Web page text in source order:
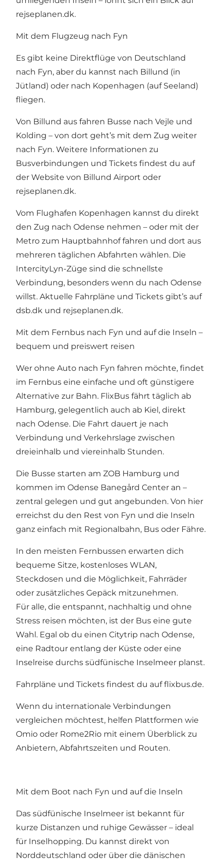
rejseplanen.dk.
Mit dem Flugzeug nach Fyn
Es gibt keine Direktflüge von Deutschland
nach Fyn, aber du kannst nach Billund (in
Jütland) oder nach Kopenhagen (auf Seeland)
fliegen.
Von Billund aus fahren Busse nach Vejle und
Kolding – von dort geht’s mit dem Zug weiter
nach Fyn. Weitere Informationen zu
Busverbindungen und Tickets findest du auf
der Website von Billund Airport oder
rejseplanen.dk.
Vom Flughafen Kopenhagen kannst du direkt
den Zug nach Odense nehmen – oder mit der
Metro zum Hauptbahnhof fahren und dort aus
mehreren täglichen Abfahrten wählen. Die
IntercityLyn-Züge sind die schnellste
Verbindung, besonders wenn du nach Odense
willst. Aktuelle Fahrpläne und Tickets gibt’s auf
dsb.dk und rejseplanen.dk.
Mit dem Fernbus nach Fyn und auf die Inseln –
bequem und preiswert reisen
Wer ohne Auto nach Fyn fahren möchte, findet
im Fernbus eine einfache und oft günstigere
Alternative zur Bahn. FlixBus fährt täglich ab
Hamburg, gelegentlich auch ab Kiel, direkt
nach Odense. Die Fahrt dauert je nach
Verbindung und Verkehrslage zwischen
dreieinhalb und viereinhalb Stunden.
Die Busse starten am ZOB Hamburg und
kommen im Odense Banegård Center an –
zentral gelegen und gut angebunden. Von hier
erreichst du den Rest von Fyn und die Inseln
ganz einfach mit Regionalbahn, Bus oder Fähre.
In den meisten Fernbussen erwarten dich
bequeme Sitze, kostenloses WLAN,
Steckdosen und die Möglichkeit, Fahrräder
oder zusätzliches Gepäck mitzunehmen.
Für alle, die entspannt, nachhaltig und ohne
Stress reisen möchten, ist der Bus eine gute
Wahl. Egal ob du einen Citytrip nach Odense,
eine Radtour entlang der Küste oder eine
Inselreise durchs südfünische Inselmeer planst.
Fahrpläne und Tickets findest du aufflixbus.de.
Wenn du internationale Verbindungen
vergleichen möchtest, helfen Plattformen wie
Omio oder Rome2Rio mit einem Überblick zu
Anbietern, Abfahrtszeiten und Routen.
Mit dem Boot nach Fyn und auf die Inseln
Das südfünische Inselmeer ist bekannt für
kurze Distanzen und ruhige Gewässer – ideal
für Inselhopping. Du kannst direkt von
Norddeutschland oder über die dänischen